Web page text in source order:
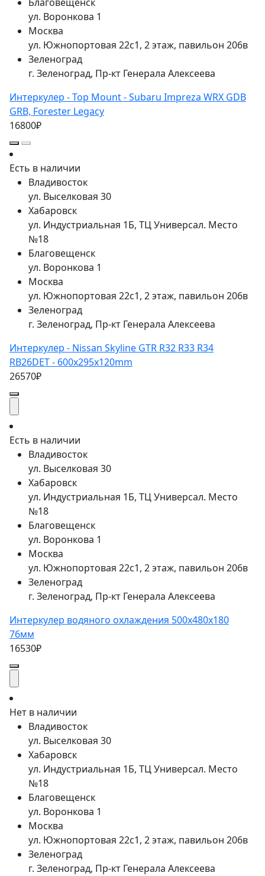
Благовещенск
ул. Воронкова 1
Москва
ул. Южнопортовая 22с1, 2 этаж, павильон 206в
Зеленоград
г. Зеленоград, Пр-кт Генерала Алексеева
Интеркулер - Top Mount - Subaru Impreza WRX GDB
GRB, Forester Legacy
16800₽
Есть в наличии
Владивосток
ул. Выселковая 30
Хабаровск
ул. Индустриальная 1Б, ТЦ Универсал. Место
№18
Благовещенск
ул. Воронкова 1
Москва
ул. Южнопортовая 22с1, 2 этаж, павильон 206в
Зеленоград
г. Зеленоград, Пр-кт Генерала Алексеева
Интеркулер - Nissan Skyline GTR R32 R33 R34
RB26DET - 600x295x120mm
26570₽
Есть в наличии
Владивосток
ул. Выселковая 30
Хабаровск
ул. Индустриальная 1Б, ТЦ Универсал. Место
№18
Благовещенск
ул. Воронкова 1
Москва
ул. Южнопортовая 22с1, 2 этаж, павильон 206в
Зеленоград
г. Зеленоград, Пр-кт Генерала Алексеева
Интеркулер водяного охлаждения 500x480x180
76мм
16530₽
Нет в наличии
Владивосток
ул. Выселковая 30
Хабаровск
ул. Индустриальная 1Б, ТЦ Универсал. Место
№18
Благовещенск
ул. Воронкова 1
Москва
ул. Южнопортовая 22с1, 2 этаж, павильон 206в
Зеленоград
г. Зеленоград, Пр-кт Генерала Алексеева